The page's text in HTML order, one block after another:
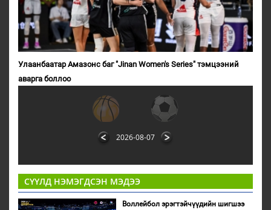
Улаанбаатар Амазонс баг "Jinan Women's Series" тэмцээний
аварга боллоо
2026-08-07
СҮҮЛД НЭМЭГДСЭН МЭДЭЭ
Воллейбол эрэгтэйчүүдийн шигшээ